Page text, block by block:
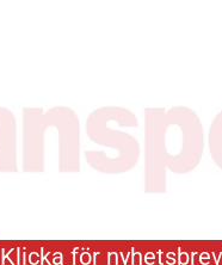
Klicka för nyhetsbrev